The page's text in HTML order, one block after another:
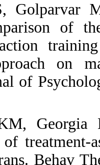
8.
(2020).
sexual
johnson's
people.
9.
military